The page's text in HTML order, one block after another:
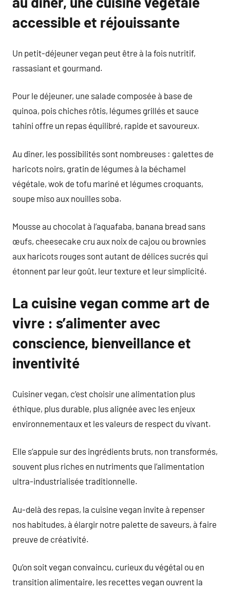
accessible et réjouissante
Un petit-déjeuner vegan peut être à la fois nutritif,
rassasiant et gourmand.
Pour le déjeuner, une salade composée à base de
quinoa, pois chiches rôtis, légumes grillés et sauce
tahini offre un repas équilibré, rapide et savoureux.
Au dîner, les possibilités sont nombreuses : galettes de
haricots noirs, gratin de légumes à la béchamel
végétale, wok de tofu mariné et légumes croquants,
soupe miso aux nouilles soba.
Mousse au chocolat à l’aquafaba, banana bread sans
œufs, cheesecake cru aux noix de cajou ou brownies
aux haricots rouges sont autant de délices sucrés qui
étonnent par leur goût, leur texture et leur simplicité.
La cuisine vegan comme art de
vivre : s’alimenter avec
conscience, bienveillance et
inventivité
Cuisiner vegan, c’est choisir une alimentation plus
éthique, plus durable, plus alignée avec les enjeux
environnementaux et les valeurs de respect du vivant.
Elle s’appuie sur des ingrédients bruts, non transformés,
souvent plus riches en nutriments que l’alimentation
ultra-industrialisée traditionnelle.
Au-delà des repas, la cuisine vegan invite à repenser
nos habitudes, à élargir notre palette de saveurs, à faire
preuve de créativité.
Qu’on soit vegan convaincu, curieux du végétal ou en
transition alimentaire, les recettes vegan ouvrent la